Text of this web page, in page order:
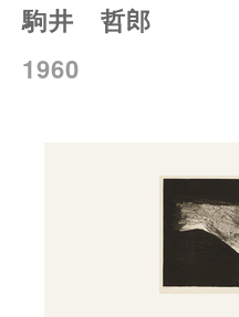
駒井 哲郎
1960